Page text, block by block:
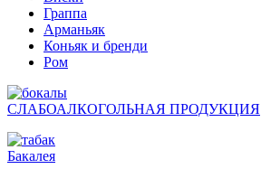
Граппа
Арманьяк
Коньяк и бренди
Ром
СЛАБОАЛКОГОЛЬНАЯ ПРОДУКЦИЯ
Бакалея